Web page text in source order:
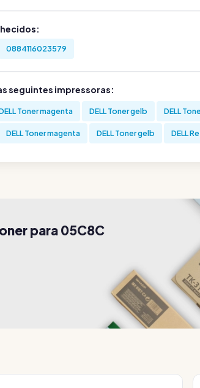
0884116023579
seguintes impressoras:
Toner magenta DELL Toner gelb DELL
DELL Toner magenta DELL Toner gelb DELL
para 05C8C